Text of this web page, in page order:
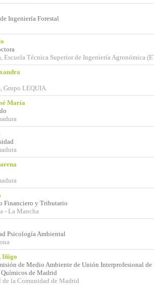
Ingeniería Forestal
Escuela Técnica Superior de Ingeniería Agronómica
Grupo LEQUIA
María
Financiero y Tributario
- La Mancha
Psicología Ambiental
Iñigo
de Medio Ambiente de Unión Interprofesional
de Madrid
la Comunidad de Madrid